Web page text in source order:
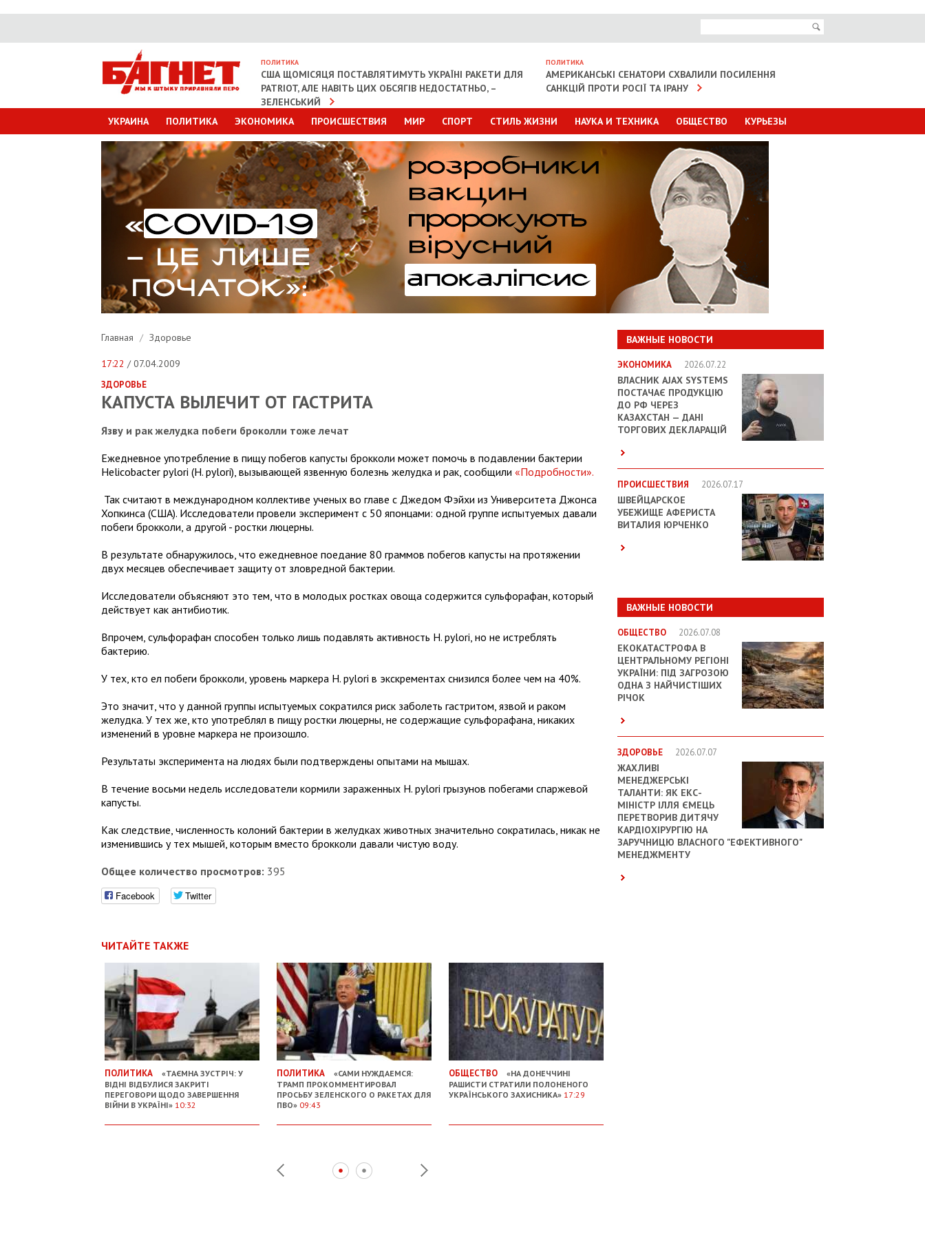
ПОЛИТИКА
США ЩОМІСЯЦЯ ПОСТАВЛЯТИМУТЬ УКРАЇНІ РАКЕТИ ДЛЯ
PATRIOT, АЛЕ НАВІТЬ ЦИХ ОБСЯГІВ НЕДОСТАТНЬО, –
ЗЕЛЕНСЬКИЙ
ПОЛИТИКА
АМЕРИКАНСЬКІ СЕНАТОРИ СХВАЛИЛИ ПОСИЛЕННЯ
САНКЦІЙ ПРОТИ РОСІЇ ТА ІРАНУ
УКРАИНА ПОЛИТИКА ЭКОНОМИКА ПРОИСШЕСТВИЯ МИР СПОРТ СТИЛЬ ЖИЗНИ НАУКА И ТЕХНИКА ОБЩЕСТВО КУРЬЕЗЫ
ВАЖНЫЕ НОВОСТИ
ЭКОНОМИКА 2026.07.22
ВЛАСНИК AJAX SYSTEMS
ПОСТАЧАЄ ПРОДУКЦІЮ
ДО РФ ЧЕРЕЗ
КАЗАХСТАН — ДАНІ
ТОРГОВИХ ДЕКЛАРАЦІЙ
ПРОИСШЕСТВИЯ 2026.07.17
ШВЕЙЦАРСКОЕ
УБЕЖИЩЕ АФЕРИСТА
ВИТАЛИЯ ЮРЧЕНКО
ВАЖНЫЕ НОВОСТИ
ОБЩЕСТВО 2026.07.08
ЕКОКАТАСТРОФА В
ЦЕНТРАЛЬНОМУ РЕГІОНІ
УКРАЇНИ: ПІД ЗАГРОЗОЮ
ОДНА З НАЙЧИСТІШИХ
РІЧОК
ЗДОРОВЬЕ 2026.07.07
ЖАХЛИВІ
МЕНЕДЖЕРСЬКІ
ТАЛАНТИ: ЯК ЕКС-
МІНІСТР ІЛЛЯ ЄМЕЦЬ
ПЕРЕТВОРИВ ДИТЯЧУ
КАРДІОХІРУРГІЮ НА
ЗАРУЧНИЦЮ ВЛАСНОГО "ЕФЕКТИВНОГО"
МЕНЕДЖМЕНТУ
Главная / Здоровье
17:22 / 07.04.2009
ЗДОРОВЬЕ
КАПУСТА ВЫЛЕЧИТ ОТ ГАСТРИТА
Язву и рак желудка побеги броколли тоже лечат
Ежедневное употребление в пищу побегов капусты брокколи может помочь в подавлении бактерии
Helicobacter pylori (H. pylori), вызывающей язвенную болезнь желудка и рак, сообщили «Подробности».
Так считают в международном коллективе ученых во главе с Джедом Фэйхи из Университета Джонса
Хопкинса (США). Исследователи провели эксперимент с 50 японцами: одной группе испытуемых давали
побеги брокколи, а другой - ростки люцерны.
В результате обнаружилось, что ежедневное поедание 80 граммов побегов капусты на протяжении
двух месяцев обеспечивает защиту от зловредной бактерии.
Исследователи объясняют это тем, что в молодых ростках овоща содержится сульфорафан, который
действует как антибиотик.
Впрочем, сульфорафан способен только лишь подавлять активность H. pylori, но не истреблять
бактерию.
У тех, кто ел побеги брокколи, уровень маркера H. pylori в экскрементах снизился более чем на 40%.
Это значит, что у данной группы испытуемых сократился риск заболеть гастритом, язвой и раком
желудка. У тех же, кто употреблял в пищу ростки люцерны, не содержащие сульфорафана, никаких
изменений в уровне маркера не произошло.
Результаты эксперимента на людях были подтверждены опытами на мышах.
В течение восьми недель исследователи кормили зараженных H. pylori грызунов побегами спаржевой
капусты.
Как следствие, численность колоний бактерии в желудках животных значительно сократилась, никак не
изменившись у тех мышей, которым вместо брокколи давали чистую воду.
Общее количество просмотров: 395
Facebook Twitter
ЧИТАЙТЕ ТАКЖЕ
ПОЛИТИКА
«ТАЄМНА ЗУСТРІЧ: У
ВІДНІ ВІДБУЛИСЯ ЗАКРИТІ
ПЕРЕГОВОРИ ЩОДО ЗАВЕРШЕННЯ
ВІЙНИ В УКРАЇНІ» 10:32
ПОЛИТИКА
«САМИ НУЖДАЕМСЯ:
ТРАМП ПРОКОММЕНТИРОВАЛ
ПРОСЬБУ ЗЕЛЕНСКОГО О РАКЕТАХ ДЛЯ
ПВО» 09:43
ОБЩЕСТВО
«НА ДОНЕЧЧИНІ
РАШИСТИ СТРАТИЛИ ПОЛОНЕНОГО
УКРАЇНСЬКОГО ЗАХИСНИКА» 17:29